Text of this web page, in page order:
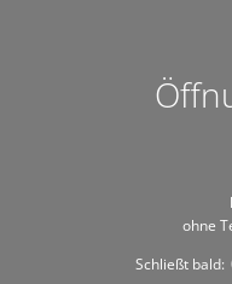
ohne
Klicken, um
Schließt bald: